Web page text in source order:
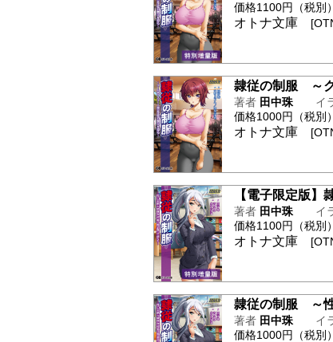
価格1100円（税
オトナ文庫
隷従の制服 ～
著者 田中珠 イ
価格1000円（税
オトナ文庫
【電子限定版
著者 田中珠 イ
価格1100円（税
オトナ文庫
隷従の制服 ～
著者 田中珠 イ
価格1000円（税